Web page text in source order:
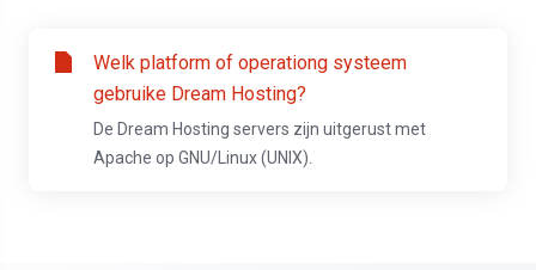
Welk platform of operationg systeem
gebruike Dream Hosting?
De Dream Hosting servers zijn uitgerust met
Apache op GNU/Linux (UNIX).